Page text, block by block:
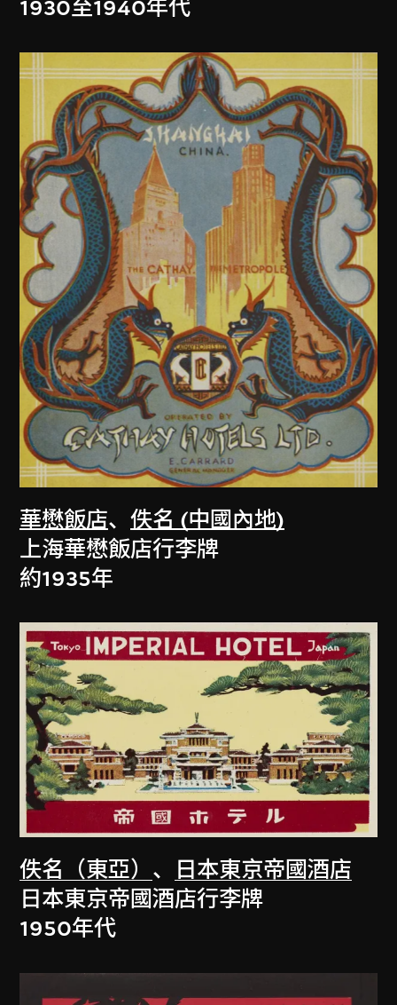
1930至1940年代
華懋飯店、佚名 (中國內地)
上海華懋飯店行李牌
約1935年
佚名（東亞） 、
日本東京帝國酒店
日本東京帝國酒店行李牌
1950年代